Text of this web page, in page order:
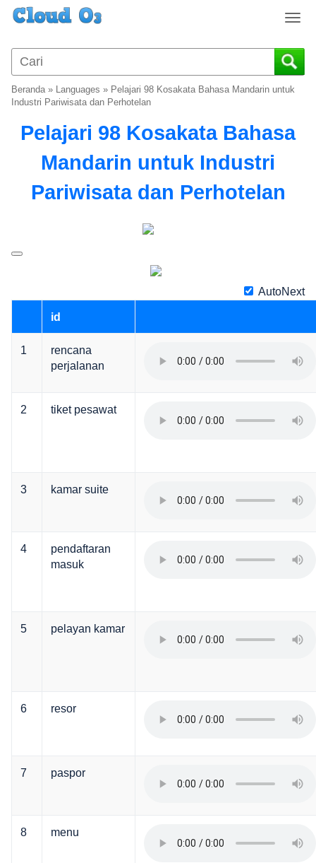
T
g
g
a
v
Beranda» Languages » Pelajari 98 Kosakata Bahasa Mandarin untuk
Industri Pariwisata dan Perhotelan
Pelajari 98 Kosakata Bahasa
Mandarin untuk Industri
Pariwisata dan Perhotelan
AutoNext
id
1
rencana
perjalanan
2 tiket pesawat
3 kamar suite
4
pendaftaran
masuk
5 pelayan kamar
6 resor
7 paspor
8 menu